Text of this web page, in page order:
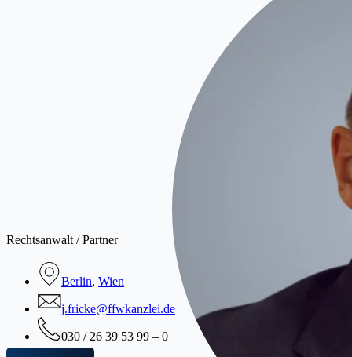
Rechtsanwalt / Partner
Berlin, Wien
j.fricke@ffwkanzlei.de
030 / 26 39 53 99 – 0